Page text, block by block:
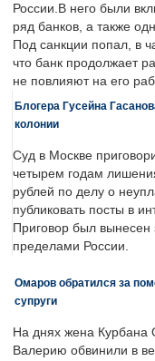
России.В него были
ряд банков, а также
Под санкции попал, в
что банк продолжает
не повлияют на его
Блогера Гусейна
колонии
Суд в Москве
четырем годам
рублей по делу о
публиковать посты в
Приговор был вынесен
пределами России.
Омаров обратился за
супруги
На днях жена Курбана
Валерию обвинили в